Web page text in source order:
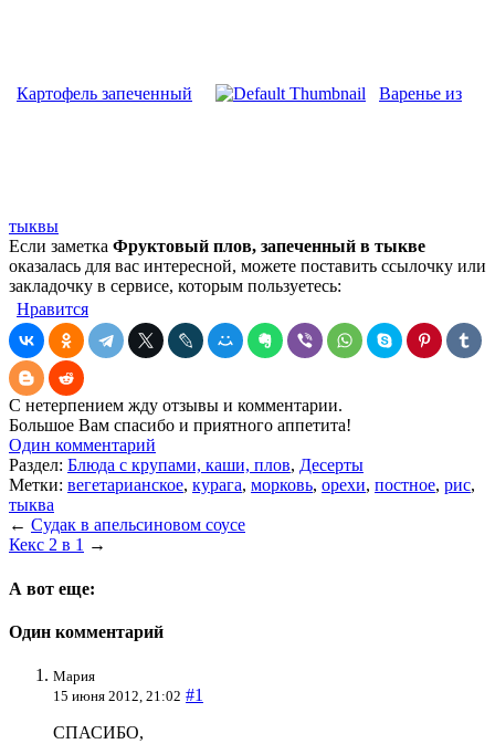
Картофель запеченный Варенье из
тыквы
Если заметка Фруктовый плов, запеченный в тыкве
оказалась для вас интересной, можете поставить ссылочку или
закладочку в сервисе, которым пользуетесь:
Нравится
С нетерпением жду отзывы и комментарии.
Большое Вам спасибо и приятного аппетита!
Один комментарий
Раздел: Блюда с крупами, каши, плов, Десерты
Метки: вегетарианское, курага, морковь, орехи, постное, рис,
тыква
← Судак в апельсиновом соусе
Кекс 2 в 1 →
А вот еще:
Один комментарий
Мария
15 июня 2012, 21:02 #1
СПАСИБО,